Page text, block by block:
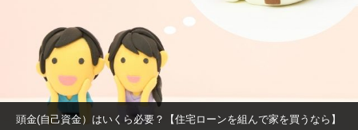
頭金(自己資金）はいくら必要？【住宅ローンを組んで家を買うなら】